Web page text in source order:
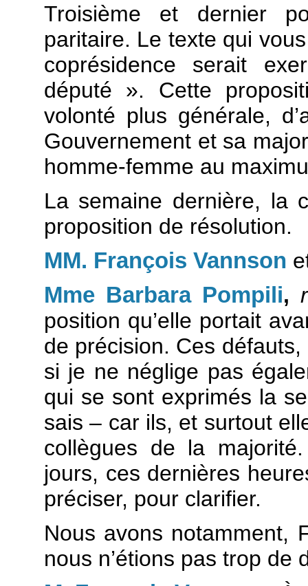
Troisième et dernier
paritaire. Le texte qui
coprésidence serait
député ». Cette
volonté plus générale,
Gouvernement et sa
homme-femme au
La semaine dernière, la
proposition de résolution.
MM. François Vannson
Mme Barbara Pompili,
position qu’elle portait
de précision. Ces
si je ne néglige pas
qui se sont exprimés la
sais – car ils, et surtout
collègues de la
jours, ces dernières
préciser, pour clarifier.
Nous avons notamment,
nous n’étions pas trop